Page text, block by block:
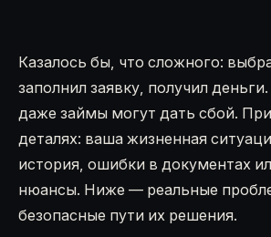
Казалось бы, что сложного:
заполнил заявку, получил
даже займы могут дать сбой.
деталях: ваша жизненная
история, ошибки в документах
нюансы. Ниже — реальные
безопасные пути их решения.